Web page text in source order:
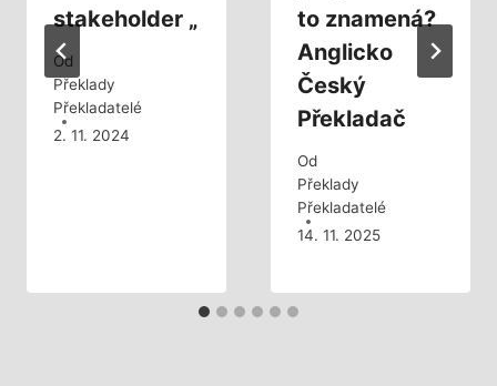
stakeholder „
Od
Překlady
Překladatelé
2. 11. 2024
to znamená?
Anglicko
Český
Překladač
Od
Překlady
Překladatelé
14. 11. 2025